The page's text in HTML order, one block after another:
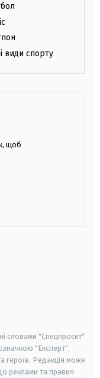
види спорту
щоб
словами "Спецпроєкт"
"Експерт",
героїв. Редакція може
реклами та правил